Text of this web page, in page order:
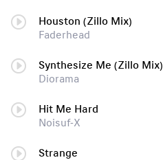
Houston (Zillo Mix)
Faderhead
Synthesize Me (Zillo Mix)
Diorama
Hit Me Hard
Noisuf-X
Strange